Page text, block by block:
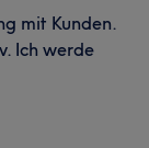
mit Kunden.
Ich werde